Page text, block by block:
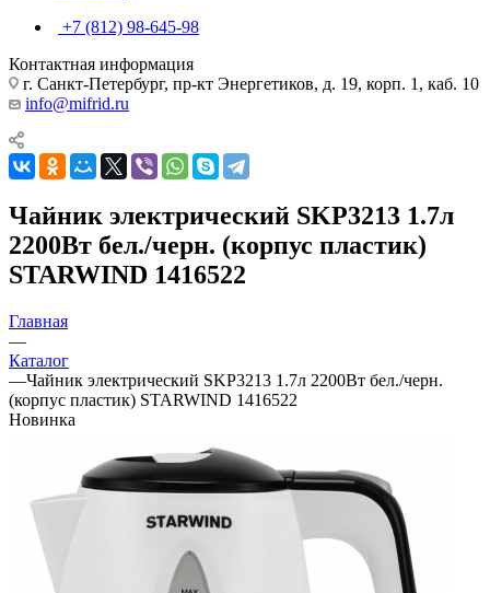
+7 (812) 98-645-98
Контактная информация
г. Санкт-Петербург, пр-кт Энергетиков, д. 19, корп. 1, каб. 10
info@mifrid.ru
Чайник электрический SKP3213 1.7л
2200Вт бел./черн. (корпус пластик)
STARWIND 1416522
Главная
—
Каталог
—Чайник электрический SKP3213 1.7л 2200Вт бел./черн.
(корпус пластик) STARWIND 1416522
Новинка